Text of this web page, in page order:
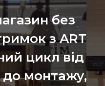
без
з ART
цикл від
до монтажу,